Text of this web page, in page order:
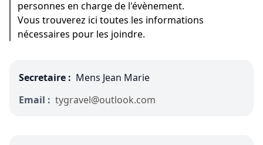
personnes en charge de l'évènement.
Vous trouverez ici toutes les informations
nécessaires pour les joindre.
Secretaire : Mens Jean Marie
Email : tygravel@outlook.com